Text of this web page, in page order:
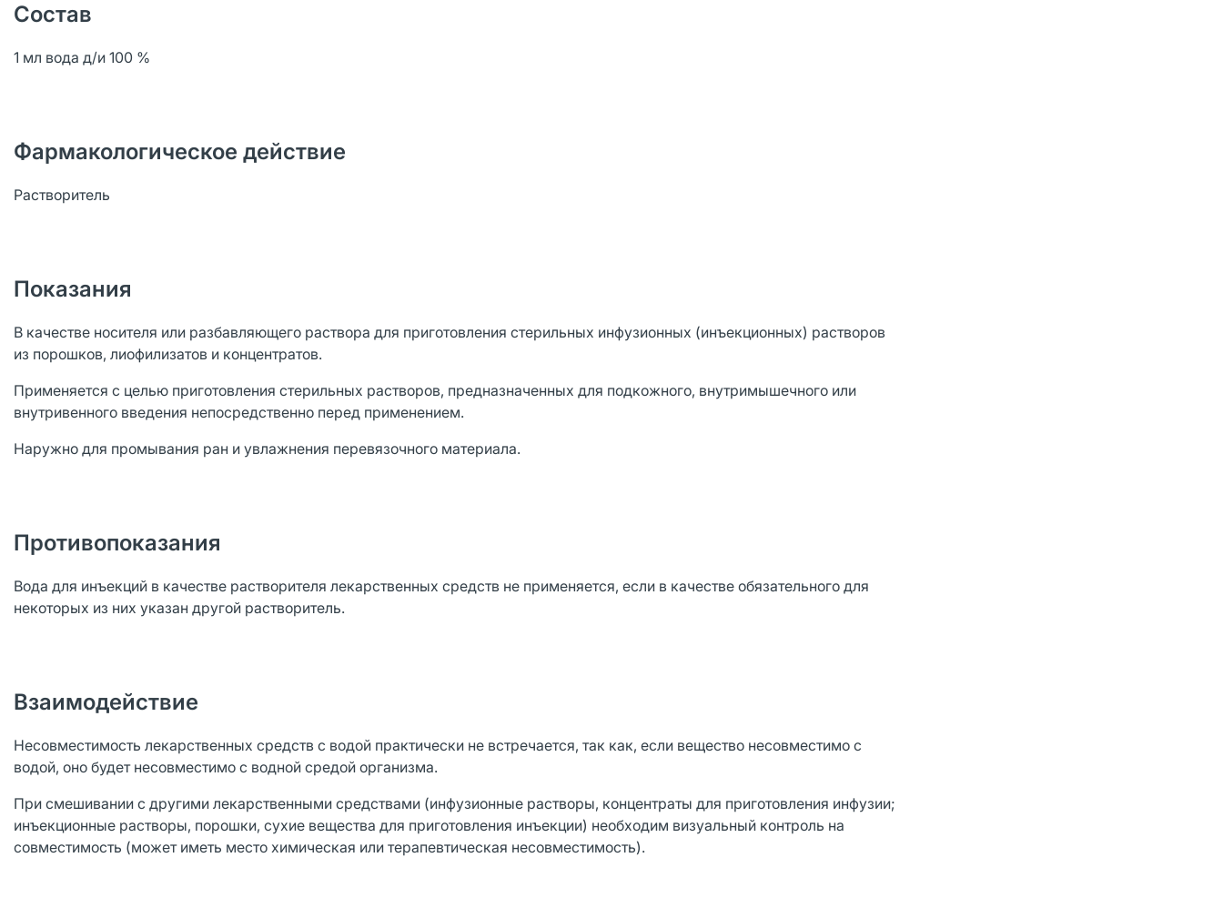
Состав
1 мл вода д/и 100 %
Фармакологическое действие
Растворитель
Показания
В качестве носителя или разбавляющего раствора для приготовления стерильных инфузионных (инъекционных) растворов
из порошков, лиофилизатов и концентратов.
Применяется с целью приготовления стерильных растворов, предназначенных для подкожного, внутримышечного или
внутривенного введения непосредственно перед применением.
Наружно для промывания ран и увлажнения перевязочного материала.
Противопоказания
Вода для инъекций в качестве растворителя лекарственных средств не применяется, если в качестве обязательного для
некоторых из них указан другой растворитель.
Взаимодействие
Несовместимость лекарственных средств с водой практически не встречается, так как, если вещество несовместимо с
водой, оно будет несовместимо с водной средой организма.
При смешивании с другими лекарственными средствами (инфузионные растворы, концентраты для приготовления инфузии;
инъекционные растворы, порошки, сухие вещества для приготовления инъекции) необходим визуальный контроль на
совместимость (может иметь место химическая или терапевтическая несовместимость).